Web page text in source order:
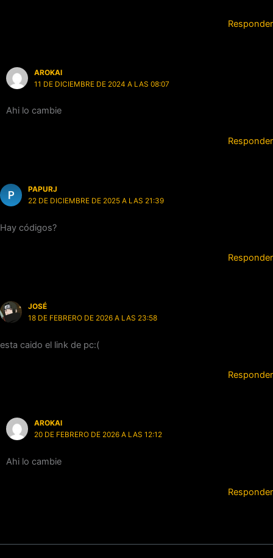
Responder
AROKAI
11 DE DICIEMBRE DE 2024 A LAS 08:07
Ahi lo cambie
Responder
PAPURJ
22 DE DICIEMBRE DE 2025 A LAS 21:39
Hay códigos?
Responder
JOSÉ
18 DE FEBRERO DE 2026 A LAS 23:58
esta caido el link de pc:(
Responder
AROKAI
20 DE FEBRERO DE 2026 A LAS 12:12
Ahi lo cambie
Responder